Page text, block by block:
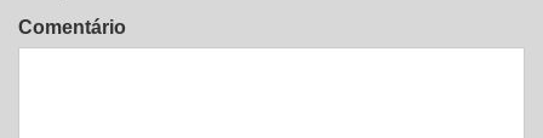
Comentário